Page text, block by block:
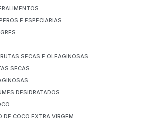
E ESPECIARIAS
SECAS E OLEAGINOSAS
SECAS
DESIDRATADOS
DE COCO EXTRA VIRGEM